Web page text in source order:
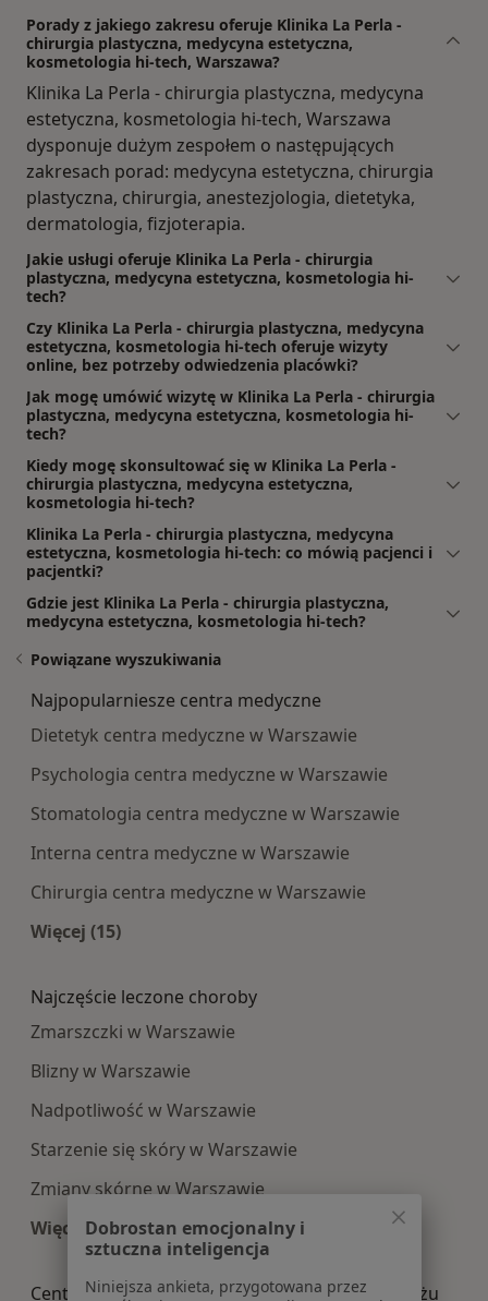
Porady z jakiego zakresu oferuje Klinika La Perla -
chirurgia plastyczna, medycyna estetyczna,
kosmetologia hi-tech, Warszawa?
Klinika La Perla - chirurgia plastyczna, medycyna
estetyczna, kosmetologia hi-tech, Warszawa
dysponuje dużym zespołem o następujących
zakresach porad: medycyna estetyczna, chirurgia
plastyczna, chirurgia, anestezjologia, dietetyka,
dermatologia, fizjoterapia.
Jakie usługi oferuje Klinika La Perla - chirurgia
plastyczna, medycyna estetyczna, kosmetologia hi-
tech?
Czy Klinika La Perla - chirurgia plastyczna, medycyna
estetyczna, kosmetologia hi-tech oferuje wizyty
online, bez potrzeby odwiedzenia placówki?
Jak mogę umówić wizytę w Klinika La Perla - chirurgia
plastyczna, medycyna estetyczna, kosmetologia hi-
tech?
Kiedy mogę skonsultować się w Klinika La Perla -
chirurgia plastyczna, medycyna estetyczna,
kosmetologia hi-tech?
Klinika La Perla - chirurgia plastyczna, medycyna
estetyczna, kosmetologia hi-tech: co mówią pacjenci i
pacjentki?
Gdzie jest Klinika La Perla - chirurgia plastyczna,
medycyna estetyczna, kosmetologia hi-tech?
Powiązane wyszukiwania
Najpopularniesze centra medyczne
Dietetyk centra medyczne w Warszawie
Psychologia centra medyczne w Warszawie
Stomatologia centra medyczne w Warszawie
Interna centra medyczne w Warszawie
Chirurgia centra medyczne w Warszawie
Więcej (15)
Najczęście leczone choroby
Zmarszczki w Warszawie
Blizny w Warszawie
Nadpotliwość w Warszawie
Starzenie się skóry w Warszawie
Zmiany skórne w Warszawie
Więcej (15)
Więcej w kategorii: Najczęście leczone choroby
Centra medyczne Medycyna estetyczna w pobliżu
Dobrostan emocjonalny i
sztuczna inteligencja
Niniejsza ankieta, przygotowana przez